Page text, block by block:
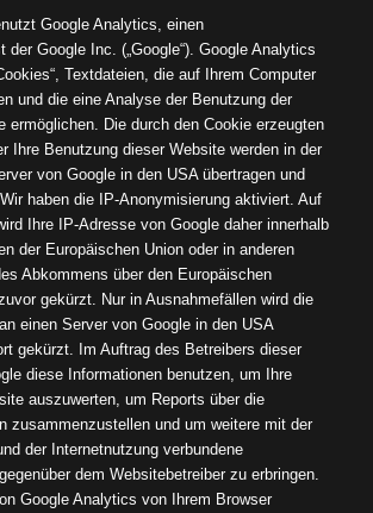
Google Analytics, einen
der Google Inc. („Google“). Google Analytics
Textdateien, die auf Ihrem Computer
und die eine Analyse der Benutzung der
ermöglichen. Die durch den Cookie erzeugten
Ihre Benutzung dieser Website werden in der
von Google in den USA übertragen und
haben die IP-Anonymisierung aktiviert. Auf
Ihre IP-Adresse von Google daher innerhalb
der Europäischen Union oder in anderen
Abkommens über den Europäischen
gekürzt. Nur in Ausnahmefällen wird die
einen Server von Google in den USA
gekürzt. Im Auftrag des Betreibers dieser
diese Informationen benutzen, um Ihre
auszuwerten, um Reports über die
zusammenzustellen und um weitere mit der
der Internetnutzung verbundene
dem Websitebetreiber zu erbringen.
Google Analytics von Ihrem Browser